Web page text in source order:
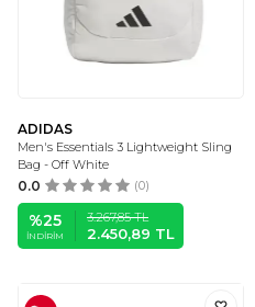
ADIDAS
Men's Essentials 3 Lightweight Sling
Bag - Off White
0.0 (0)
%25
İNDIRIM
3.267,85TL
2.450,89 TL